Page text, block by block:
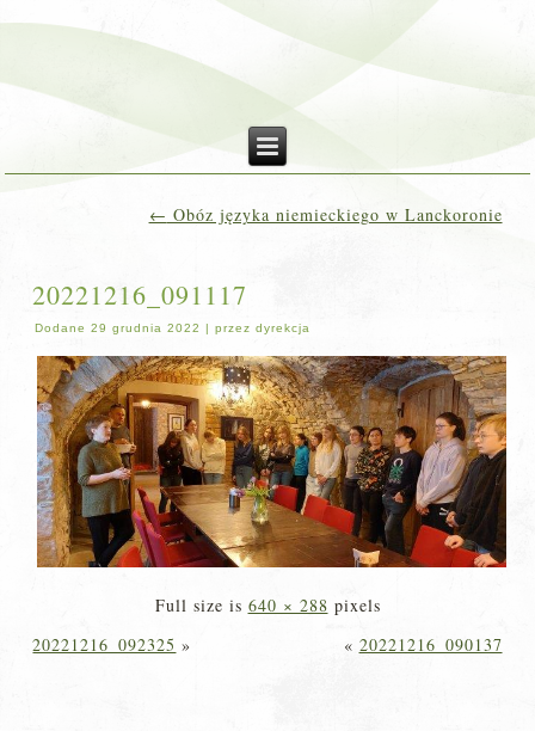
← Obóz języka niemieckiego w Lanckoronie
20221216_091117
Dodane 29 grudnia 2022 |przez dyrekcja
Full size is 640 × 288 pixels
20221216_092325 » « 20221216_090137